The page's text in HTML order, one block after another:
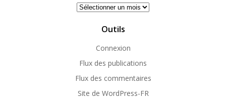
Archives
Outils
Connexion
Flux des publications
Flux des commentaires
Site de WordPress-FR